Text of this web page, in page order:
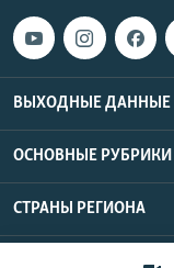
ВЫХОДНЫЕ ДАННЫЕ
ОСНОВНЫЕ РУБРИКИ
СТРАНЫ РЕГИОНА